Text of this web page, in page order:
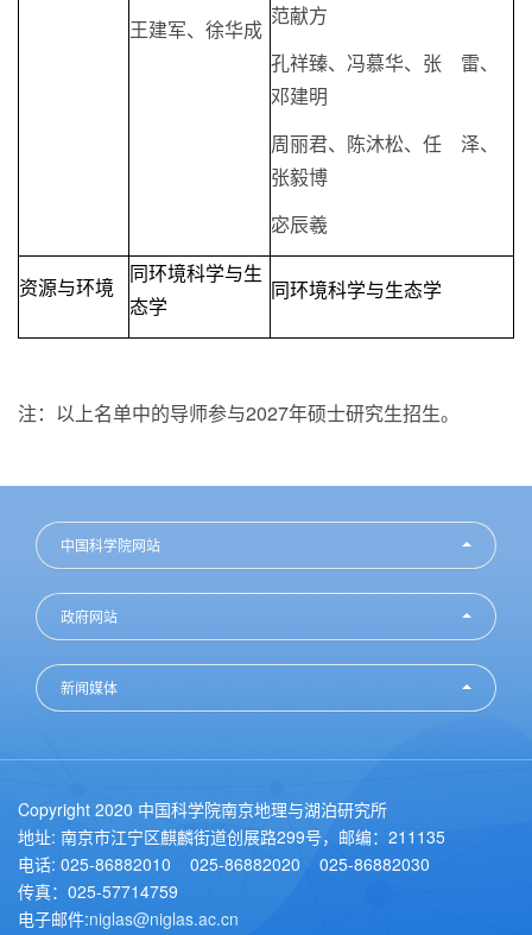
王建军、徐华成
范献方
孔祥臻、冯慕华、张 雷、
邓建明
周丽君、陈沐松、任 泽、
张毅博
宓辰羲
资源与环境
同环境科学与生
态学
同环境科学与生态学
注：以上名单中的导师参与2027年硕士研究生招生。
中国科学院网站
政府网站
新闻媒体
Copyright 2020 中国科学院南京地理与湖泊研究所
地址: 南京市江宁区麒麟街道创展路299号，邮编：211135
电话: 025-86882010 025-86882020 025-86882030
传真：025-57714759
电子邮件:niglas@niglas.ac.cn